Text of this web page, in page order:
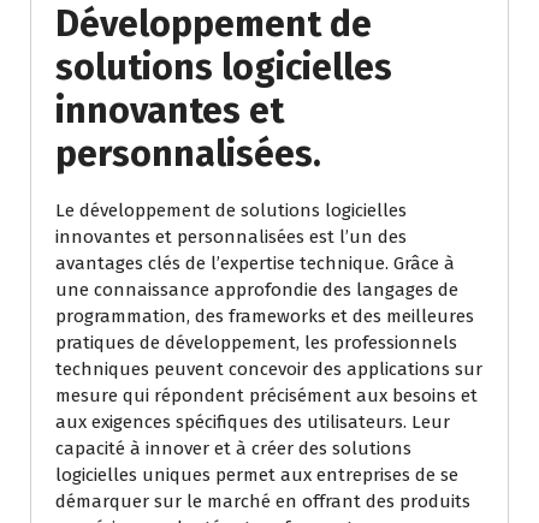
Développement de
solutions logicielles
innovantes et
personnalisées.
Le développement de solutions logicielles
innovantes et personnalisées est l’un des
avantages clés de l’expertise technique. Grâce à
une connaissance approfondie des langages de
programmation, des frameworks et des meilleures
pratiques de développement, les professionnels
techniques peuvent concevoir des applications sur
mesure qui répondent précisément aux besoins et
aux exigences spécifiques des utilisateurs. Leur
capacité à innover et à créer des solutions
logicielles uniques permet aux entreprises de se
démarquer sur le marché en offrant des produits